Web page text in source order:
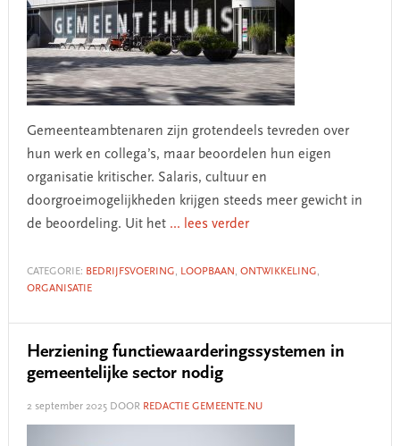
Gemeenteambtenaren zijn grotendeels tevreden over
hun werk en collega’s, maar beoordelen hun eigen
organisatie kritischer. Salaris, cultuur en
doorgroeimogelijkheden krijgen steeds meer gewicht in
de beoordeling. Uit het ... lees verder
CATEGORIE: BEDRIJFSVOERING, LOOPBAAN , ONTWIKKELING,
ORGANISATIE
Herziening functiewaarderingssystemen in
gemeentelijke sector nodig
2 september 2025DOOR REDACTIE GEMEENTE.NU